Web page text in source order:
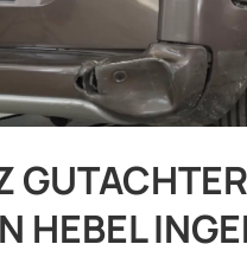
GUTACHTER
HEBEL